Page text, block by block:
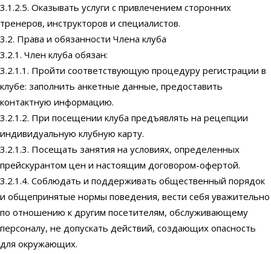
3.1.2.5. Оказывать услуги с привлечением сторонних
тренеров, инструкторов и специалистов.
3.2. Права и обязанности Члена клуба
3.2.1. Член клуба обязан:
3.2.1.1. Пройти соответствующую процедуру регистрации в
клубе: заполнить анкетные данные, предоставить
контактную информацию.
3.2.1.2. При посещении клуба предъявлять на рецепции
индивидуальную клубную карту.
3.2.1.3. Посещать занятия на условиях, определенных
прейскурантом цен и настоящим договором-офертой.
3.2.1.4. Соблюдать и поддерживать общественный порядок
и общепринятые нормы поведения, вести себя уважительно
по отношению к другим посетителям, обслуживающему
персоналу, не допускать действий, создающих опасность
для окружающих.